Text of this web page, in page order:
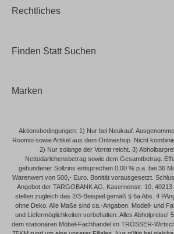
Rechtliches
Finden Statt Suchen
Marken
Aktionsbedingungen: 1) Nur bei Neukauf.
Roomio sowie Artikel aus dem Onlineshop. Nicht
2) Nur solange der Vorrat reicht. 3)
Nettodarlehensbetrag sowie dem Gesamtbetrag.
gebundener Sollzins entsprechen 0,00 % p.a. bei 36
Warenwert von 500,- Euro. Bonität vorausgesetzt.
Angebot der TARGOBANK AG, Kasernenstr. 10,
stellen zugleich das 2/3-Beispiel gemäß § 6a Abs. 4
ohne Deko. Alle Maße sind ca.-Angaben. Modell- und
und Liefermöglichkeiten vorbehalten. Alles Abholpreise!
dem stationären Möbel-Fachhandel im TRÖSSER-